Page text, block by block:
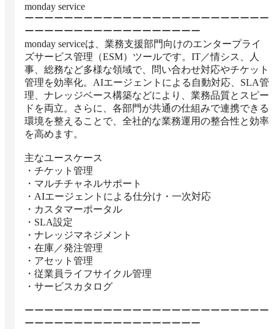
monday service
ーーーーーーーーーーーーーーーーーーーーーーーーー
ーーーーーーーーーーーーーーーーーー
monday serviceは、業務支援部門向けのエンタープライ
ズサービス管理（ESM）ツールです。IT／情シス、人
事、総務など多様な領域で、問い合わせ対応やチケット
管理を効率化。AIエージェントによる自動対応、SLA管
理、ナレッジベース構築などにより、業務品質とスピー
ドを両立。さらに、各部門が共通の仕組みで連携できる
環境を整えることで、全社的な業務運用の整合性と効率
を高めます。
主なユースケース
・チケット管理
・マルチチャネルサポート
・AIエージェントによる仕分け・一次対応
・カスタマーポータル
・SLA設定
・ナレッジマネジメント
・在庫／発注管理
・アセット管理
・従業員ライフサイクル管理
・サービスカタログ
ーーーーーーーーーーーーーーーーーーーーーーーーー
ーーーーーーーーーーーーーーーーーー